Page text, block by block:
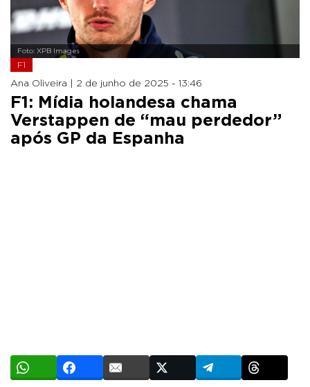
Foto: XPB Images
F1
Ana Oliveira | 2 de junho de 2025 - 13:46
F1: Mídia holandesa chama
Verstappen de “mau perdedor”
após GP da Espanha